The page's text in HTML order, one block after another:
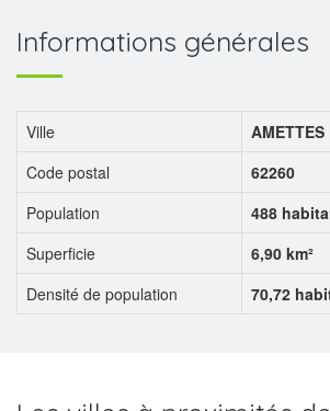
Informations générales
Ville
AMETTES
Code postal
62260
Population
488
Superficie
6,90 km²
Densité de population
70,72